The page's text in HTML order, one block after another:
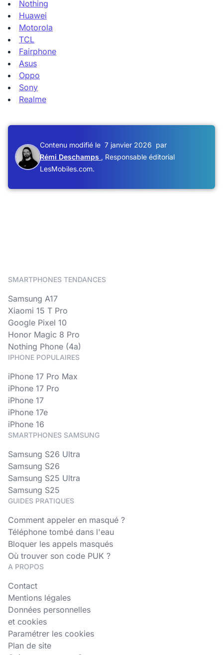
Nothing
Huawei
Motorola
TCL
Fairphone
Asus
Oppo
Sony
Realme
Contenu modifié le 7 janvier 2026 par
Rémi Deschamps , Responsable éditorial
LesMobiles.com.
SMARTPHONES TENDANCES
Samsung A17
Xiaomi 15 T Pro
Google Pixel 10
Honor Magic 8 Pro
Nothing Phone (4a)
IPHONE POPULAIRES
iPhone 17 Pro Max
iPhone 17 Pro
iPhone 17
iPhone 17e
iPhone 16
SMARTPHONES SAMSUNG
Samsung S26 Ultra
Samsung S26
Samsung S25 Ultra
Samsung S25
GUIDES PRATIQUES
Comment appeler en masqué ?
Téléphone tombé dans l'eau
Bloquer les appels masqués
Où trouver son code PUK ?
A PROPOS
Contact
Mentions légales
Données personnelles
et cookies
Paramétrer les cookies
Plan de site